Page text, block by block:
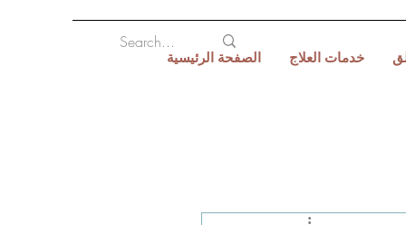
الصفحة الرئيسية خدمات العلاج